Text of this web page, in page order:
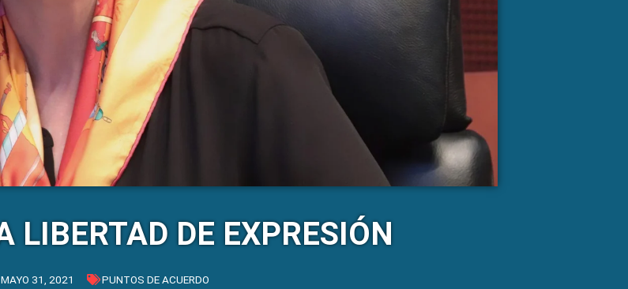
LIBERTAD DE EXPRESIÓN
MAYO 31, 2021 PUNTOS DE ACUERDO